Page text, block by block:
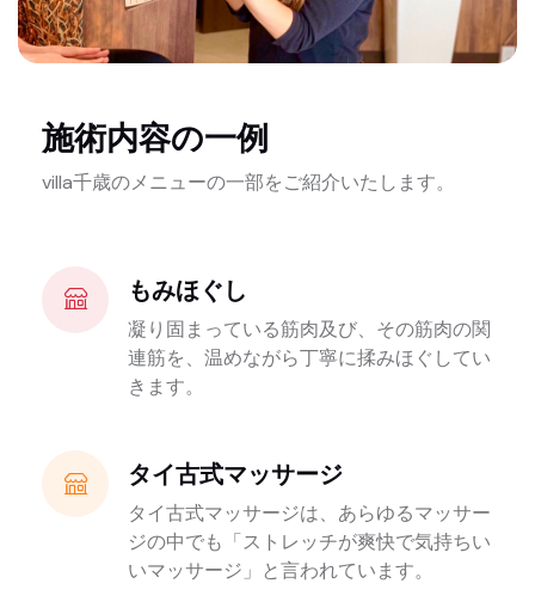
施術内容の一例
villa千歳のメニューの一部をご紹介いたします。
もみほぐし
凝り固まっている筋肉及び、その筋肉の関
連筋を、温めながら丁寧に揉みほぐしてい
きます。
タイ古式マッサージ
タイ古式マッサージは、あらゆるマッサー
ジの中でも「ストレッチが爽快で気持ちい
いマッサージ」と言われています。